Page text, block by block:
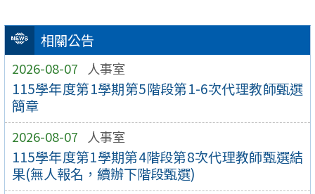
相關公告
2026-08-07 人事室
115學年度第1學期第5階段第1-6次代理教師甄選
簡章
2026-08-07 人事室
115學年度第1學期第4階段第8次代理教師甄選結
果(無人報名，續辦下階段甄選)